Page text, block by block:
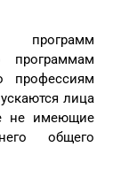
программам
профессиям
лица
не имеющие
общего